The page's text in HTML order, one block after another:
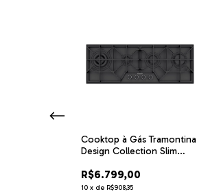
Cooktop à Gás Tramontina
Design Collection Slim
100 Semiprofissional com
Acendimento Superautom
R$6.799,00
10 x de R$908,35